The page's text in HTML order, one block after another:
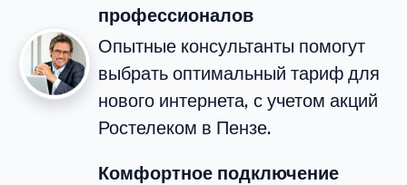
профессионалов
Опытные консультанты помогут
выбрать оптимальный тариф для
нового интернета, с учетом акций
Ростелеком в Пензе.
Комфортное подключение